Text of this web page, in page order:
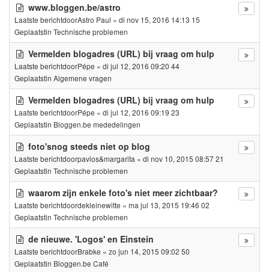
www.bloggen.be/astro
Laatste berichtdoorAstro Paul « di nov 15, 2016 14:13 15
Geplaatstin Technische problemen
Vermelden blogadres (URL) bij vraag om hulp
Laatste berichtdoorPépe « di jul 12, 2016 09:20 44
Geplaatstin Algemene vragen
Vermelden blogadres (URL) bij vraag om hulp
Laatste berichtdoorPépe « di jul 12, 2016 09:19 23
Geplaatstin Bloggen.be mededelingen
foto'snog steeds niet op blog
Laatste berichtdoorpavlos&margarita « di nov 10, 2015 08:57 21
Geplaatstin Technische problemen
waarom zijn enkele foto's niet meer zichtbaar?
Laatste berichtdoordekleinewitte « ma jul 13, 2015 19:46 02
Geplaatstin Technische problemen
de nieuwe. 'Logos' en Einstein
Laatste berichtdoorBrabke « zo jun 14, 2015 09:02 50
Geplaatstin Bloggen.be Café